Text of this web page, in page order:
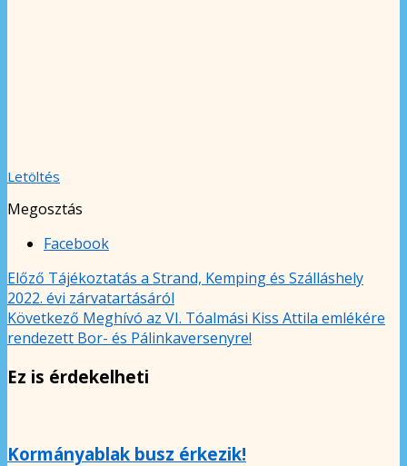
Letöltés
Megosztás
Facebook
Előző Tájékoztatás a Strand, Kemping és Szálláshely
2022. évi zárvatartásáról
Következő Meghívó az VI. Tóalmási Kiss Attila emlékére
rendezett Bor- és Pálinkaversenyre!
Ez is érdekelheti
Kormányablak busz érkezik!